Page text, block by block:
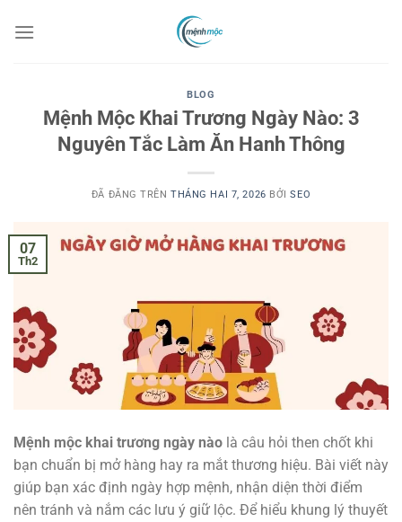
đến
BLOG
Mệnh Mộc Khai Trương Ngày Nào: 3
Nguyên Tắc Làm Ăn Hanh Thông
ĐÃ ĐĂNG TRÊNTHÁNG HAI 7, 2026 BỞISEO
07
Th2
Mệnh mộc khai trương ngày nào là câu hỏi then chốt khi
bạn chuẩn bị mở hàng hay ra mắt thương hiệu. Bài viết này
giúp bạn xác định ngày hợp mệnh, nhận diện thời điểm
nên tránh và nắm các lưu ý giữ lộc. Để hiểu khung lý thuyết